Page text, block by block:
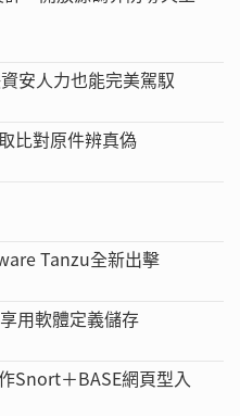
安人力也能完美駕馭
比對原件辨真偽
Tanzu全新出擊
用軟體定義儲存
＋BASE網頁型入